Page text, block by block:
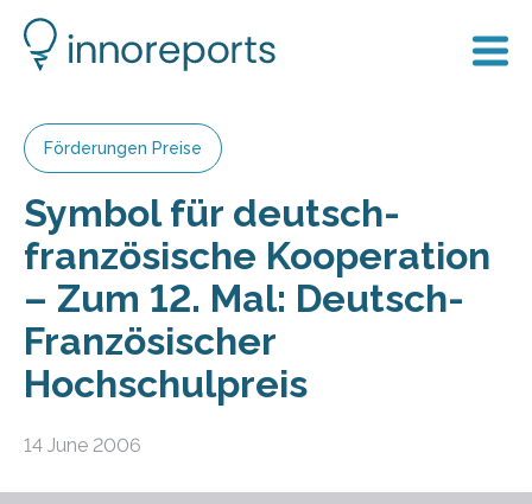
Förderungen Preise
Symbol für deutsch-
französische Kooperation
– Zum 12. Mal: Deutsch-
Französischer
Hochschulpreis
14 June 2006